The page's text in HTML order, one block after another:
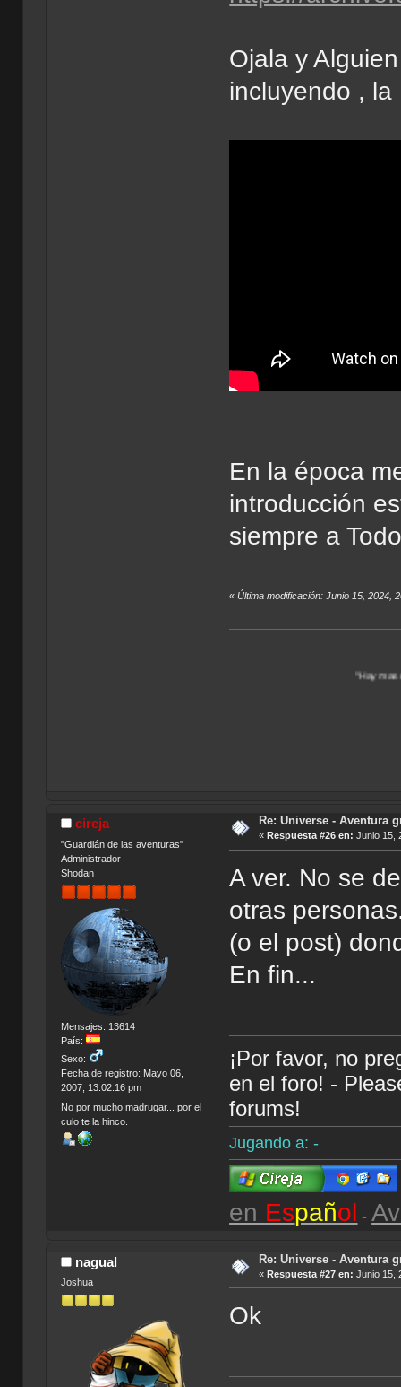
Ojala y
incluyendo ,
En la época
introducción
siempre a
«Última modificación: Junio 15, 2024,
"Hay mas de un
cireja
"Guardián de las aventuras"
Administrador
Shodan
Mensajes: 13614
País:
Sexo:
Fecha de registro: Mayo 06,
2007, 13:02:16 pm
No por mucho madrugar... por el
culo te la hinco.
Re: Universe - Aventura
« Respuesta #26 en: Junio 15,
A ver. No se
otras
(o el post)
En fin...
¡Por favor, no
en el foro! -
forums!
Jugando a: -
en Español -
nagual
Joshua
Re: Universe - Aventura
« Respuesta #27 en: Junio 15,
Ok